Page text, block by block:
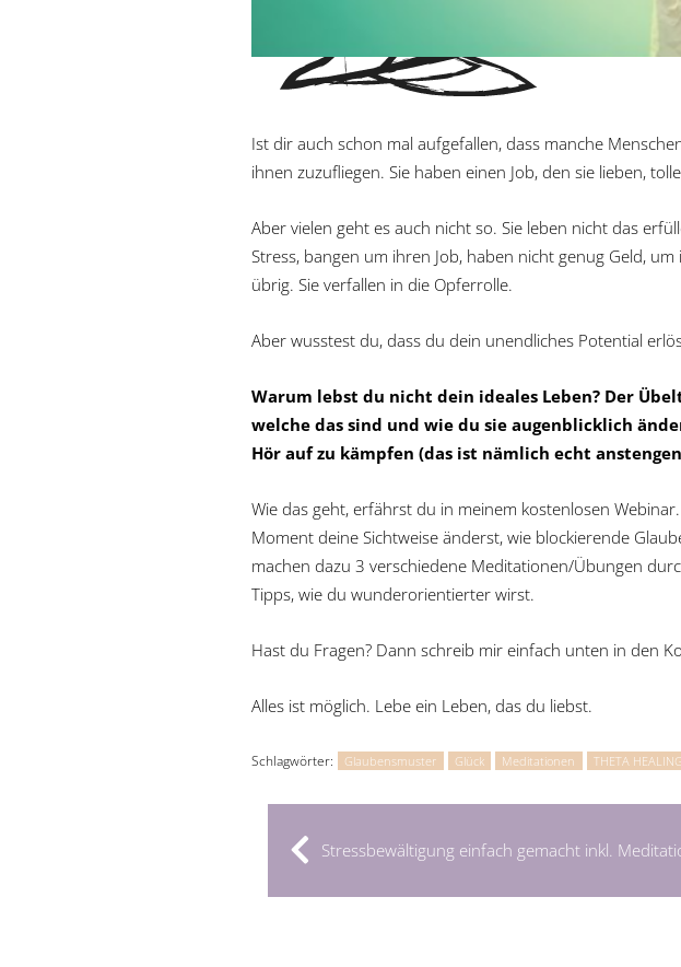
Ist dir auch schon mal aufgefallen, dass manche
ihnen zuzufliegen. Sie haben einen Job, den sie lieben,
Aber vielen geht es auch nicht so. Sie leben nicht das
Stress, bangen um ihren Job, haben nicht genug Geld,
übrig. Sie verfallen in die Opferrolle.
Aber wusstest du, dass du dein unendliches Potential
Warum lebst du nicht dein ideales Leben? Der
welche das sind und wie du sie augenblicklich
Hör auf zu kämpfen (das ist nämlich echt
Wie das geht, erfährst du in meinem kostenlosen
Moment deine Sichtweise änderst, wie blockierende
machen dazu 3 verschiedene Meditationen/Übungen
Tipps, wie du wunderorientierter wirst.
Hast du Fragen? Dann schreib mir einfach unten in den
Alles ist möglich. Lebe ein Leben, das du liebst.
Schlagwörter: Glaubensmuster Glück Meditationen THETA HEALING
Stressbewältigung einfach gemacht inkl.